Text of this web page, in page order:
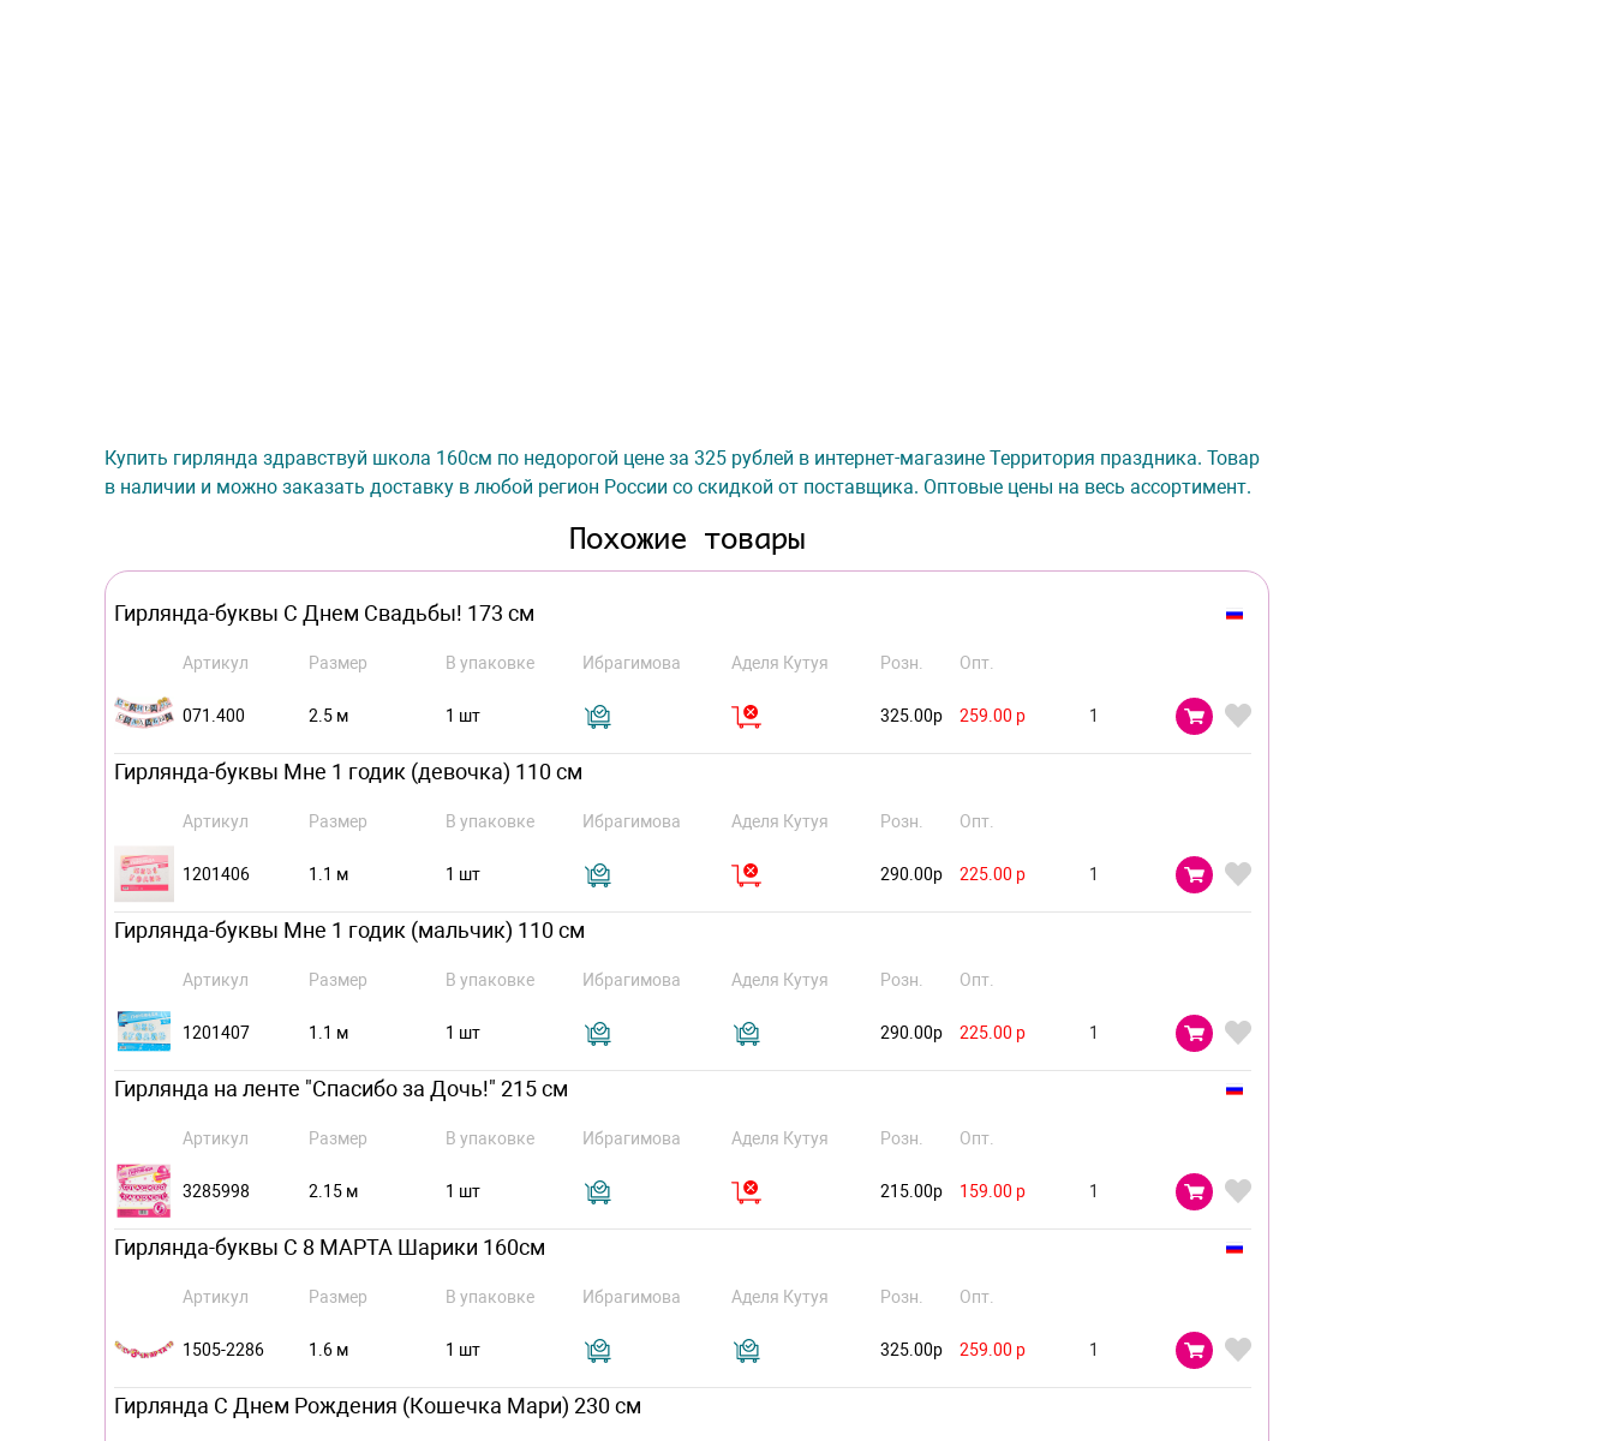
Купить гирлянда здравствуй школа 160см по недорогой цене за 325 рублей в интернет-магазине Территория праздника. Товар
в наличии и можно заказать доставку в любой регион России со скидкой от поставщика. Оптовые цены на весь ассортимент.
Похожие товары
Гирлянда-буквы С Днем Свадьбы! 173 см
Артикул Размер В упаковке Ибрагимова Аделя Кутуя Розн. Опт.
071.400 2.5 м 1 шт 325.00р 259.00 р
Гирлянда-буквы Мне 1 годик (девочка) 110 см
Артикул Размер В упаковке Ибрагимова Аделя Кутуя Розн. Опт.
1201406 1.1 м 1 шт 290.00р 225.00 р
Гирлянда-буквы Мне 1 годик (мальчик) 110 см
Артикул Размер В упаковке Ибрагимова Аделя Кутуя Розн. Опт.
1201407 1.1 м 1 шт 290.00р 225.00 р
Гирлянда на ленте "Спасибо за Дочь!" 215 см
Артикул Размер В упаковке Ибрагимова Аделя Кутуя Розн. Опт.
3285998 2.15 м 1 шт 215.00р 159.00 р
Гирлянда-буквы С 8 МАРТА Шарики 160см
Артикул Размер В упаковке Ибрагимова Аделя Кутуя Розн. Опт.
1505-2286 1.6 м 1 шт 325.00р 259.00 р
Гирлянда С Днем Рождения (Кошечка Мари) 230 см